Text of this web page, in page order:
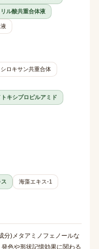
ル酸共重合体液
ロキサン共重合体
キシプロピルアミド
海藻エキス-1
分)メタアミノフェノールな
色や形状記憶効果に関わる